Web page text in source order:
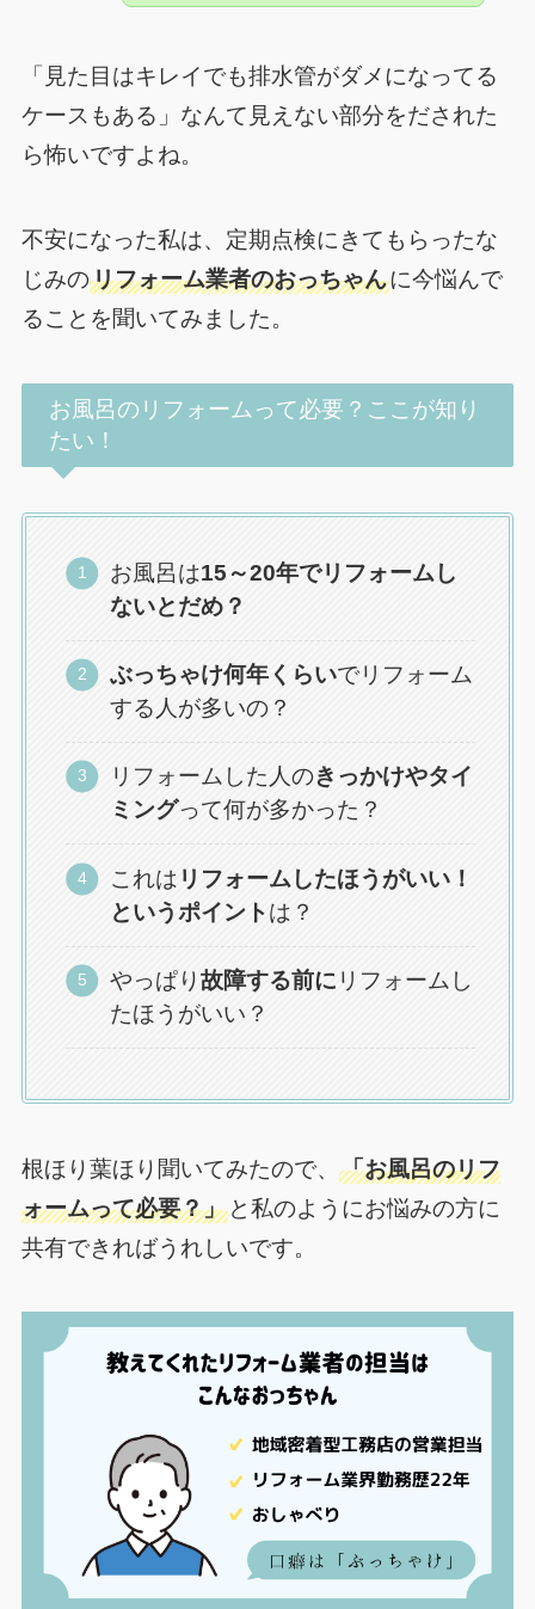
「見た目はキレイでも排水管がダメになってる
ケースもある」なんて見えない部分をだされた
ら怖いですよね。
不安になった私は、定期点検にきてもらったな
じみのリフォーム業者のおっちゃんに今悩んで
ることを聞いてみました。
お風呂のリフォームって必要？ここが知り
たい！
お風呂は15～20年でリフォームし
ないとだめ？
ぶっちゃけ何年くらいでリフォーム
する人が多いの？
リフォームした人のきっかけやタイ
ミングって何が多かった？
これは リフォームしたほうがいい！
というポイントは？
やっぱり故障する前に リフォームし
たほうがいい？
根ほり葉ほり聞いてみたので、 「お風呂のリフ
ォームって必要？」と私のようにお悩みの方に
共有できればうれしいです。